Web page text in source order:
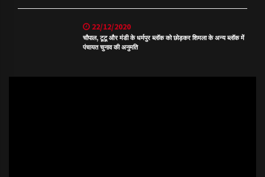
22/12/2020
चौपाल, टूटू और मंडी के धर्मपुर ब्लॉक को छोड़कर शिमला के अन्य ब्लॉक में
पंचायत चुनाव की अनुमति